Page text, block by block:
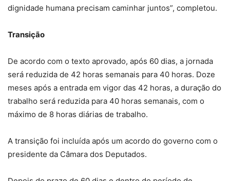
dignidade humana precisam caminhar juntos”, completou.
Transição
De acordo com o texto aprovado, após 60 dias, a jornada
será reduzida de 42 horas semanais para 40 horas. Doze
meses após a entrada em vigor das 42 horas, a duração do
trabalho será reduzida para 40 horas semanais, com o
máximo de 8 horas diárias de trabalho.
A transição foi incluída após um acordo do governo com o
presidente da Câmara dos Deputados.